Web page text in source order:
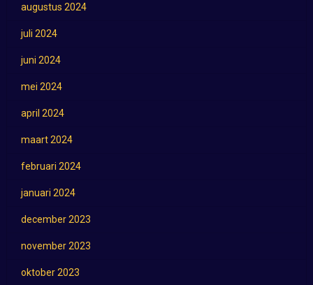
augustus 2024
juli 2024
juni 2024
mei 2024
april 2024
maart 2024
februari 2024
januari 2024
december 2023
november 2023
oktober 2023